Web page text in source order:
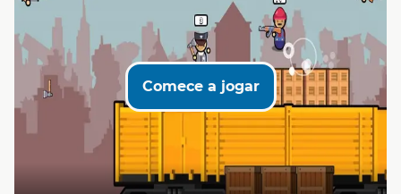
Comece a jogar